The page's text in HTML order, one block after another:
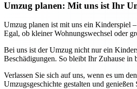
Umzug planen: Mit uns ist Ihr
Umzug planen ist mit uns ein Kinderspiel
Egal, ob kleiner Wohnungswechsel oder
Bei uns ist der Umzug nicht nur ein
Beschädigungen. So bleibt Ihr Zuhause in
Verlassen Sie sich auf uns, wenn es um
Umzugsgeschichte gestalten und